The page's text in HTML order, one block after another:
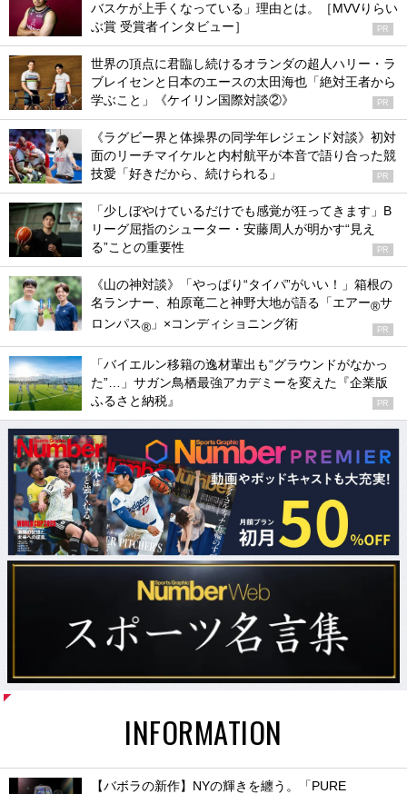
バスケが上手くなっている」理由とは。［MVVりらい
ぶ賞 受賞者インタビュー］
PR
世界の頂点に君臨し続けるオランダの超人ハリー・ラ
ブレイセンと日本のエースの太田海也「絶対王者から
学ぶこと」《ケイリン国際対談②》
PR
《ラグビー界と体操界の同学年レジェンド対談》初対
面のリーチマイケルと内村航平が本音で語り合った競
技愛「好きだから、続けられる」
PR
「少しぼやけているだけでも感覚が狂ってきます」B
リーグ屈指のシューター・安藤周人が明かす“見え
る”ことの重要性
PR
《山の神対談》「やっぱり“タイパ”がいい！」箱根の
名ランナー、柏原竜二と神野大地が語る「エアー®サ
ロンパス® 」×コンディショニング術 PR
「バイエルン移籍の逸材輩出も“グラウンドがなかっ
た”…」サガン鳥栖最強アカデミーを変えた『企業版
ふるさと納税』
PR
INFORMATION
【バボラの新作】NYの輝きを纏う。「PURE